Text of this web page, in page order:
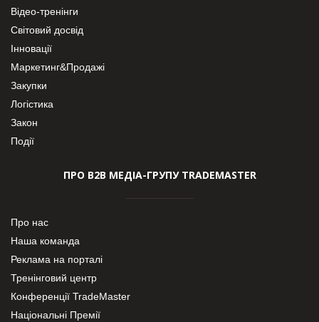
Відео-тренінги
Світовий досвід
Інновації
Маркетинг&Продажі
Закупки
Логістика
Закон
Події
ПРО В2В МЕДІА-ГРУПУ TRADEMASTER
Про нас
Наша команда
Реклама на порталі
Тренінговий центр
Конференції TradeMaster
Національні Премії